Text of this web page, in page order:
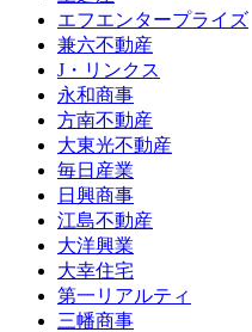
エフエンタープライズ
兼六不動産
J・リンクス
永和商事
方南不動産
大東光不動産
毎日産業
日興商事
江島不動産
大洋興業
大幸住宅
第一リアルティ
三幡商事